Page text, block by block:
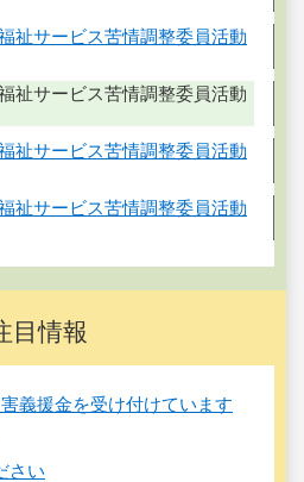
祉サービス苦情調整委員活動
祉サービス苦情調整委員活動
祉サービス苦情調整委員活動
祉サービス苦情調整委員活動
目情報
義援金を受け付けています
さい